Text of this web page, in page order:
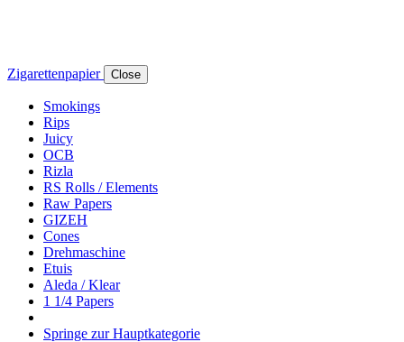
Zigarettenpapier Close
Smokings
Rips
Juicy
OCB
Rizla
RS Rolls / Elements
Raw Papers
GIZEH
Cones
Drehmaschine
Etuis
Aleda / Klear
1 1/4 Papers
Springe zur Hauptkategorie